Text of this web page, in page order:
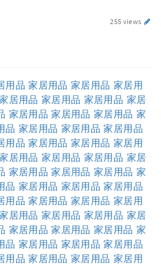
255 views
用品 家居用品 家居用品 家居用
居用品 家居用品 家居用品 家居
家居用品 家居用品 家居用品 家
品 家居用品 家居用品 家居用品
用品 家居用品 家居用品 家居用
居用品 家居用品 家居用品 家居
家居用品 家居用品 家居用品 家
品 家居用品 家居用品 家居用品
用品 家居用品 家居用品 家居用
居用品 家居用品 家居用品 家居
家居用品 家居用品 家居用品 家
品 家居用品 家居用品 家居用品
用品 家居用品 家居用品 家居用